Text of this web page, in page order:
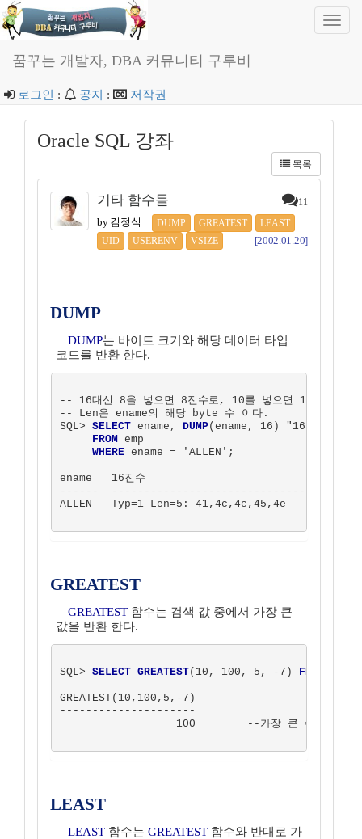
꿈꾸는 개발자, DBA 커뮤니티 구루비
로그인 : 공지 : 저작권
Oracle SQL 강좌
목록
기타 함수들 11
by 김정식 DUMP GREATEST
LEAST
UID
USERENV VSIZE [2002.01.20]
DUMP
DUMP는 바이트 크기와 해당 데이터 타입
코드를 반환 한다.
-- 16대신 8을 넣으면 8진수로, 10를 넣으면 10진수로
-- Len은 ename의 해당 byte 수 이다.
SQL> SELECT ename, DUMP(ename, 16) "16진수"
FROM emp
WHERE ename = 'ALLEN';
ename   16진수
------  ------------------------------
ALLEN   Typ=1 Len=5: 41,4c,4c,45,4e
GREATEST
GREATEST 함수는 검색 값 중에서 가장 큰
값을 반환 한다.
SQL> SELECT GREATEST(10, 100, 5, -7) FROM
GREATEST(10,100,5,-7)
---------------------
100        --가장 큰 수는 100이
LEAST
LEAST 함수는 GREATEST 함수와 반대로 가